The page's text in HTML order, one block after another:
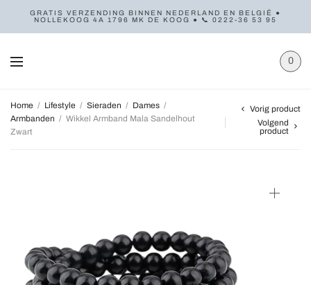
GRATIS VERZENDING BINNEN NEDERLAND EN BELGIË ●
NOLLEKOOG 4A 1796 MK DE KOOG ● 📞 0222-36 53 95
0
Home / Lifestyle / Sieraden / Dames /
Armbanden / Wikkel Armband Mala Sandelhout
Zwart
Vorig product
Volgend
product